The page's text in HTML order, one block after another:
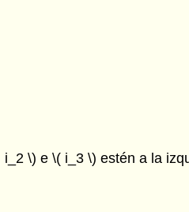
\) e \( i_3 \) estén a la